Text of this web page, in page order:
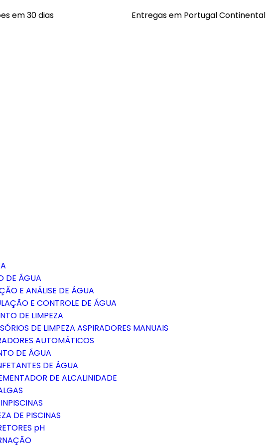
em 30 dias Entregas em Portugal Continental
DE ÁGUA
E ANÁLISE DE ÁGUA
E CONTROLE DE ÁGUA
DE LIMPEZA
DE LIMPEZA ASPIRADORES MANUAIS
AUTOMÁTICOS
DE ÁGUA
DE ÁGUA
DE ALCALINIDADE
DE PISCINAS
pH